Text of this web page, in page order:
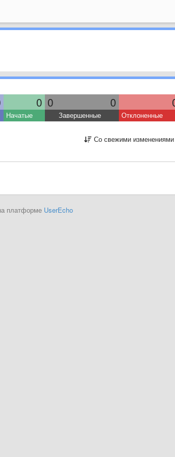
0 0 0
Начатые Завершенные Отклоненные
Со свежими изменениями
платформе UserEcho